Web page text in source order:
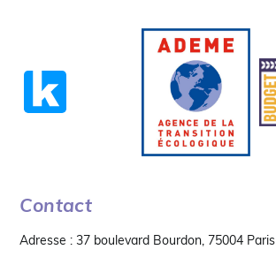
Contact
Adresse : 37 boulevard Bourdon, 75004 Paris